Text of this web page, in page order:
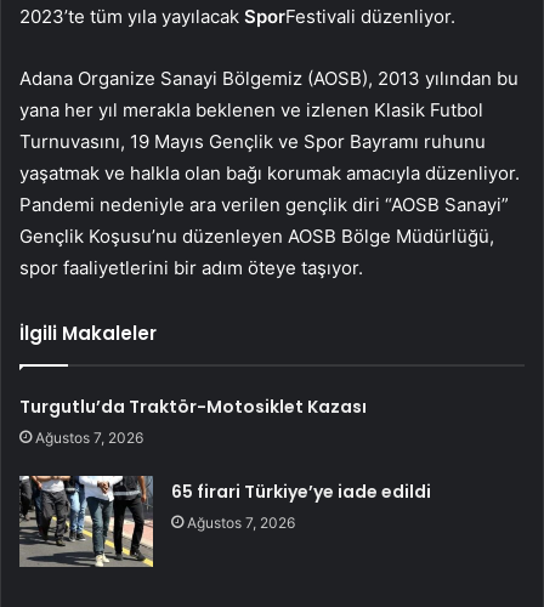
2023’te tüm yıla yayılacak SporFestivali düzenliyor.
Adana Organize Sanayi Bölgemiz (AOSB), 2013 yılından bu
yana her yıl merakla beklenen ve izlenen Klasik Futbol
Turnuvasını, 19 Mayıs Gençlik ve Spor Bayramı ruhunu
yaşatmak ve halkla olan bağı korumak amacıyla düzenliyor.
Pandemi nedeniyle ara verilen gençlik diri “AOSB Sanayi”
Gençlik Koşusu’nu düzenleyen AOSB Bölge Müdürlüğü,
spor faaliyetlerini bir adım öteye taşıyor.
İlgili Makaleler
Turgutlu’da Traktör-Motosiklet Kazası
Ağustos 7, 2026
65 firari Türkiye’ye iade edildi
Ağustos 7, 2026